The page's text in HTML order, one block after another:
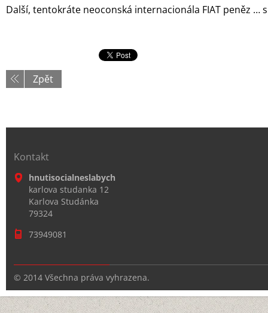
Další, tentokráte neoconská internacionála FIAT peněz …
Zpět
Kontakt
hnutisocialneslabych
karlova studanka 12
Karlova Studánka
79324
73949081
© 2014 Všechna práva vyhrazena.